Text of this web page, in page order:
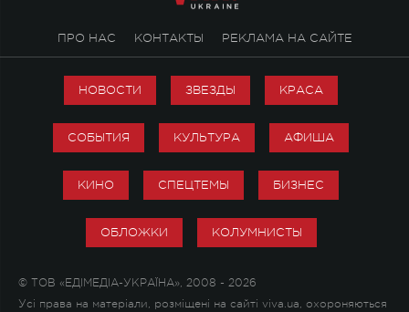
ПРО НАС КОНТАКТЫ РЕКЛАМА НА САЙТЕ
НОВОСТИ ЗВЕЗДЫ КРАСА
СОБЫТИЯ КУЛЬТУРА АФИША
КИНО СПЕЦТЕМЫ БИЗНЕС
ОБЛОЖКИ КОЛУМНИСТЫ
© ТОВ «ЕДІМЕДІА-УКРАЇНА», 2008 - 2026
Усі права на матеріали, розміщені на сайті viva.ua, охороняються